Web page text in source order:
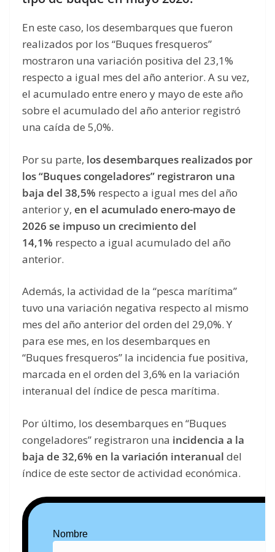
En este caso, los desembarques que fueron
realizados por los “Buques fresqueros”
mostraron una variación positiva del 23,1%
respecto a igual mes del año anterior. A su vez,
el acumulado entre enero y mayo de este año
sobre el acumulado del año anterior registró
una caída de 5,0%.
Por su parte, los desembarques realizados por
los “Buques congeladores” registraron una
baja del 38,5% respecto a igual mes del año
anterior y, en el acumulado enero-mayo de
2026 se impuso un crecimiento del
14,1% respecto a igual acumulado del año
anterior.
Además, la actividad de la “pesca marítima”
tuvo una variación negativa respecto al mismo
mes del año anterior del orden del 29,0%. Y
para ese mes, en los desembarques en
“Buques fresqueros” la incidencia fue positiva,
marcada en el orden del 3,6% en la variación
interanual del índice de pesca marítima.
Por último, los desembarques en “Buques
congeladores” registraron una incidencia a la
baja de 32,6% en la variación interanual del
índice de este sector de actividad económica.
Nombre